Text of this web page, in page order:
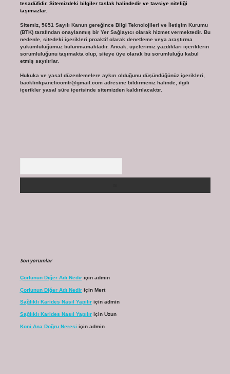
tesadüfidir. Sitemizdeki bilgiler taslak halindedir ve tavsiye niteliği
taşımazlar.
Sitemiz, 5651 Sayılı Kanun gereğince Bilgi Teknolojileri ve İletişim Kurumu
(BTK) tarafından onaylanmış bir Yer Sağlayıcı olarak hizmet vermektedir. Bu
nedenle, sitedeki içerikleri proaktif olarak denetleme veya araştırma
yükümlülüğümüz bulunmamaktadır. Ancak, üyelerimiz yazdıkları içeriklerin
sorumluluğunu taşımakta olup, siteye üye olarak bu sorumluluğu kabul
etmiş sayılırlar.
Hukuka ve yasal düzenlemelere aykırı olduğunu düşündüğünüz içerikleri,
backlinkpanelicomtr@gmail.comadresine bildirmeniz halinde, ilgili
içerikler yasal süre içerisinde sitemizden kaldırılacaktır.
Son yorumlar
Çorlunun Diğer Adı Nediriçin admin
Çorlunun Diğer Adı Nediriçin Mert
Sağlıklı Karides Nasıl Yapılıriçin admin
Sağlıklı Karides Nasıl Yapılıriçin Uzun
Koni Ana Doğru Neresi için admin